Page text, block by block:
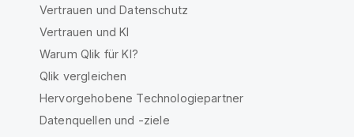
Vertrauen und Datenschutz
Vertrauen und KI
Warum Qlik für KI?
Qlik vergleichen
Hervorgehobene Technologiepartner
Datenquellen und -ziele